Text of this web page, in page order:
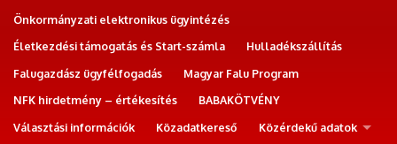
Önkormányzati elektronikus ügyintézés
Életkezdési támogatás és Start-számla
Hulladékszállítás
Falugazdász ügyfélfogadás
Magyar Falu Program
NFK hirdetmény – értékesítés
BABAKÖTVÉNY
Választási információk
Közadatkereső
Közérdekű adatok